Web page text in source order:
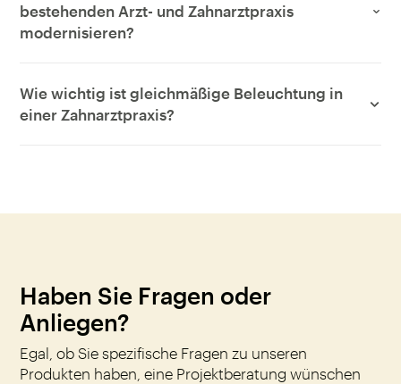
bestehenden Arzt- und Zahnarztpraxis
modernisieren?
Wie wichtig ist gleichmäßige Beleuchtung in
einer Zahnarztpraxis?
Haben Sie Fragen oder
Anliegen?
Egal, ob Sie spezifische Fragen zu unseren
Produkten haben, eine Projektberatung wünschen